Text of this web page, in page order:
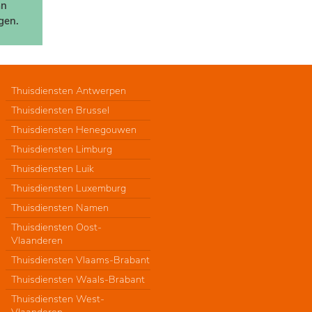
Thuisdiensten Antwerpen
Thuisdiensten Brussel
Thuisdiensten Henegouwen
Thuisdiensten Limburg
Thuisdiensten Luik
Thuisdiensten Luxemburg
Thuisdiensten Namen
Thuisdiensten Oost-
Vlaanderen
Thuisdiensten Vlaams-Brabant
Thuisdiensten Waals-Brabant
Thuisdiensten West-